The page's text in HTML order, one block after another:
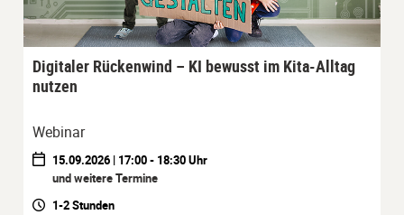
Digitaler Rückenwind – KI bewusst im Kita-Alltag
nutzen
Webinar
15.09.2026 | 17:00 - 18:30 Uhr
und weitere Termine
1-2 Stunden